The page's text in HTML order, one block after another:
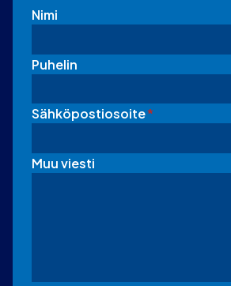
Nimi
Puhelin
Sähköpostiosoite*
Muu viesti